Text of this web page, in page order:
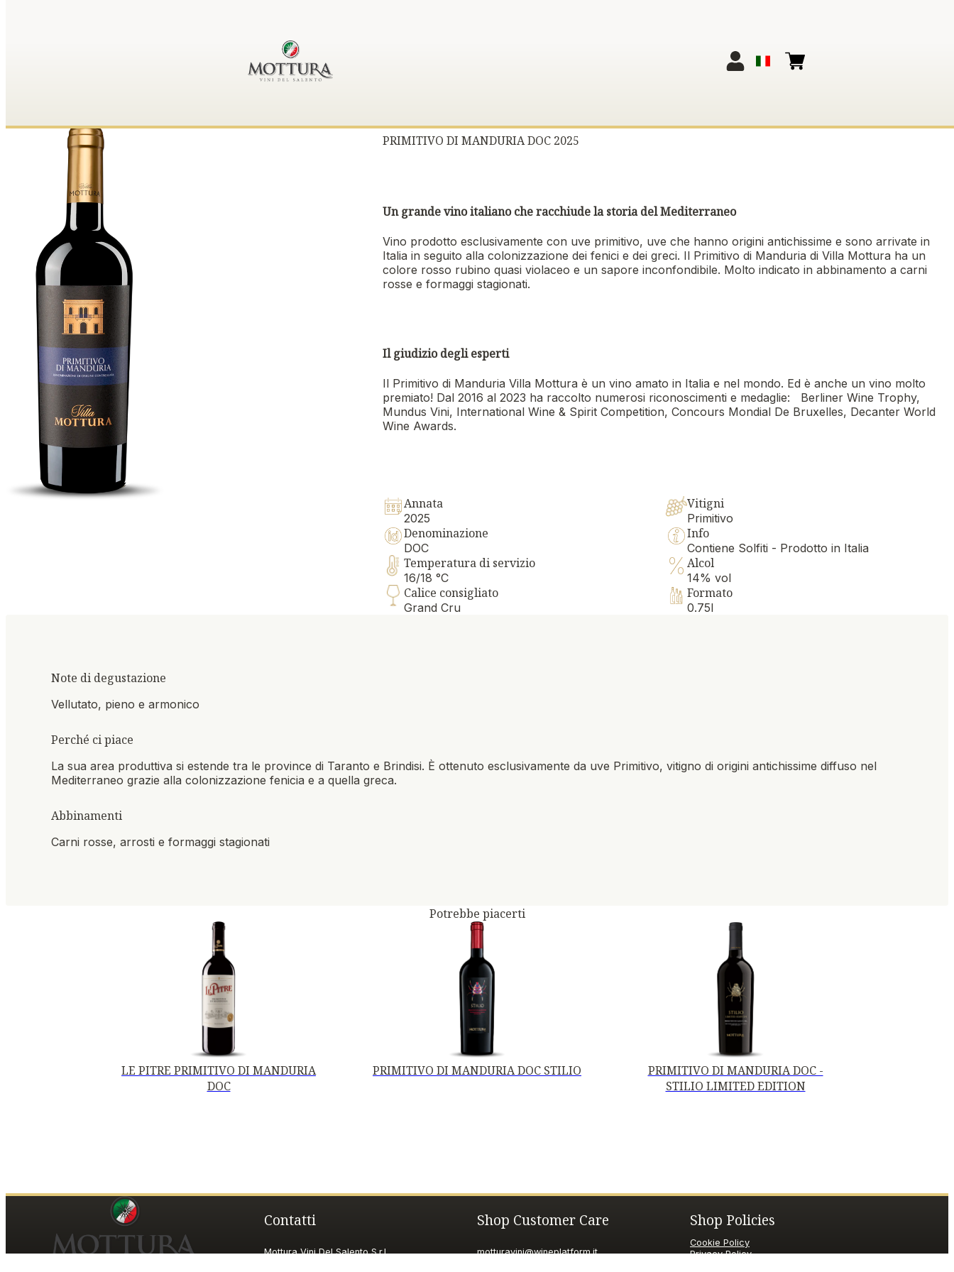
PRIMITIVO DI MANDURIA DOC 2025
Un grande vino italiano che racchiude la storia del Mediterraneo
Vino prodotto esclusivamente con uve primitivo, uve che hanno origini antichissime e sono arrivate in
Italia in seguito alla colonizzazione dei fenici e dei greci. Il Primitivo di Manduria di Villa Mottura ha un
colore rosso rubino quasi violaceo e un sapore inconfondibile. Molto indicato in abbinamento a carni
rosse e formaggi stagionati.
Il giudizio degli esperti
Il Primitivo di Manduria Villa Mottura è un vino amato in Italia e nel mondo. Ed è anche un vino molto
premiato! Dal 2016 al 2023 ha raccolto numerosi riconoscimenti e medaglie: Berliner Wine Trophy,
Mundus Vini, International Wine & Spirit Competition, Concours Mondial De Bruxelles, Decanter World
Wine Awards.
Annata
2025
Vitigni
Primitivo
Denominazione
DOC
Info
Contiene Solfiti - Prodotto in Italia
Temperatura di servizio
16/18 °C
Alcol
14% vol
Calice consigliato
Grand Cru
Formato
0.75l
Note di degustazione
Vellutato, pieno e armonico
Perché ci piace
La sua area produttiva si estende tra le province di Taranto e Brindisi. È ottenuto esclusivamente da uve Primitivo, vitigno di origini antichissime diffuso nel
Mediterraneo grazie alla colonizzazione fenicia e a quella greca.
Abbinamenti
Carni rosse, arrosti e formaggi stagionati
Potrebbe piacerti
LE PITRE PRIMITIVO DI MANDURIA
DOC
PRIMITIVO DI MANDURIA DOC STILIO
PRIMITIVO DI MANDURIA DOC -
STILIO LIMITED EDITION
Contatti
Mottura Vini Del Salento S.r.l.
Shop Customer Care
motturavini@wineplatform.it
Shop Policies
Cookie Policy
Privacy Policy